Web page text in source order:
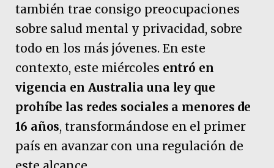
también trae consigo preocupaciones
sobre salud mental y privacidad, sobre
todo en los más jóvenes. En este
contexto, este miércoles entró en
vigencia en Australia una ley que
prohíbe las redes sociales a menores de
16 años, transformándose en el primer
país en avanzar con una regulación de